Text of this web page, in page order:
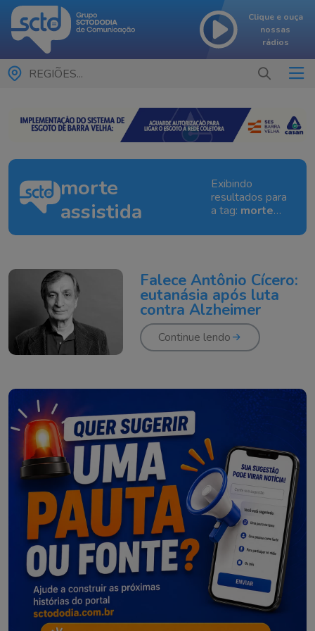
Clique e ouça
nossas
rádios
REGIÕES...
morte
assistida
Exibindo
resultados para
a tag: morte
Falece Antônio Cícero:
eutanásia após luta
contra Alzheimer
Continue lendo